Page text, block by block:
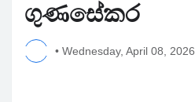
ගුණසේකර
• Wednesday, April 08, 2026